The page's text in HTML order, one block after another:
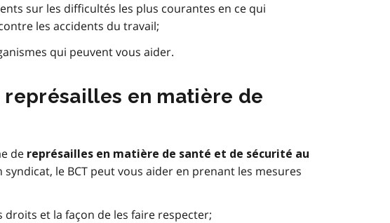
sur les difficultés les plus courantes en ce qui
les accidents du travail;
qui peuvent vous aider.
représailles en matière de
de représailles en matière de santé et de sécurité au
syndicat, le BCT peut vous aider en prenant les mesures
et la façon de les faire respecter;